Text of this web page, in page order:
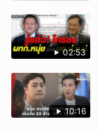
02:53
10:16